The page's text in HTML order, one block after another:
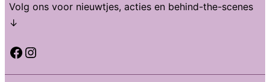
Volg ons voor nieuwtjes, acties en behind-the-scenes
↓
Facebook Instagram